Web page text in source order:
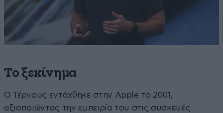
Το ξεκίνημα
Ο Τέρνους εντάχθηκε στην Apple το 2001,
αξιοποιώντας την εμπειρία του στις συσκευές